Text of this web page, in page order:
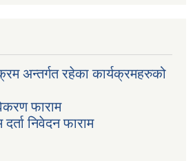
अन्तर्गत रहेका कार्यक्रमहरुको
फाराम
निवेदन फाराम